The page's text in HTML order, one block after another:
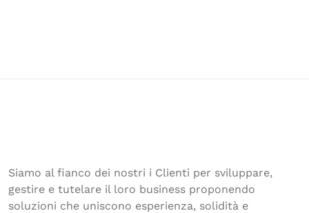
Siamo al fianco dei nostri i Clienti per sviluppare,
gestire e tutelare il loro business proponendo
soluzioni che uniscono esperienza, solidità e